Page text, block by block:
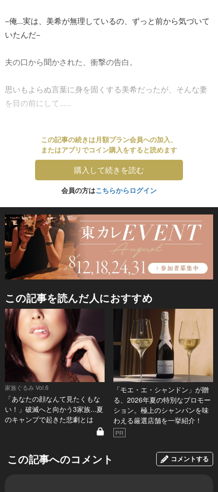
−俺...実は、美希が無理しているの、ずっと前から気づいて
いたんだ−
夫の口から聞かされた、衝撃の告白。
思いもよらぬ言葉に身を固くする美希だったが、そんな妻
を目の前にして......
この記事の続きは月額プラン会員への加入、
またはアプリでコイン購入をすると読めます
購入して続きを読む
会員の方はこちらからログイン
この記事を読んだ人におすすめ
家族ぐるみ Vol.6
「あなたの顔なんて見たくもな
い！」破滅へと向かう3家族...夏
のキャンプで起きた悲劇とは
「モエ・エ・シャンドン」が贈
る、2026年夏の特別なプロモー
ション。極上のシャンパンを味
わえる厳選店舗を一挙紹介！
PR
この記事へのコメント コメントする